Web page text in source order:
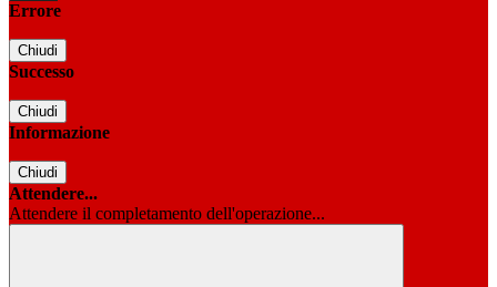
Errore
Chiudi
Successo
Chiudi
Informazione
Chiudi
Attendere...
Attendere il completamento dell'operazione...